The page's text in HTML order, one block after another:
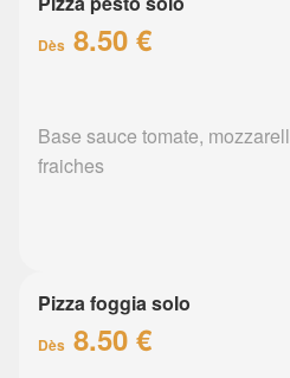
Dès 8.50 €
Base sauce tomate,
fraiches
Pizza foggia solo
Dès 8.50 €